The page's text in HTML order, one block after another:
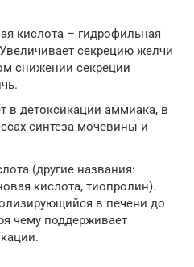
кислота – гидрофильная
секрецию желчи
снижении секреции
в детоксикации аммиака, в
синтеза мочевины и
(другие названия:
кислота, тиопролин).
в печени до
чему поддерживает